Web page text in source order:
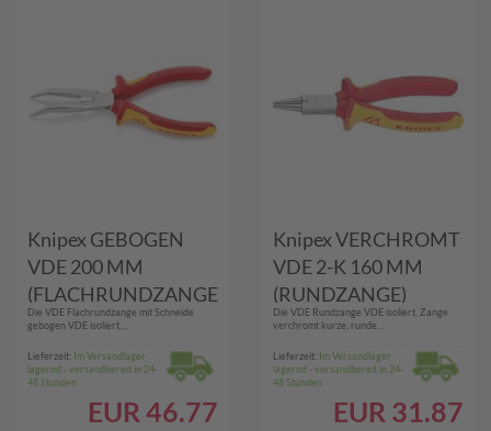
Knipex GEBOGEN
VDE 200 MM
(FLACHRUNDZANGE
)Die VDE Flachrundzange mit Schneide
gebogen VDE isoliert,...
Lieferzeit: Im Versandlager
lagernd - versandbereit in 24-
48 Stunden
EUR 46.77
Knipex VERCHROMT
VDE 2-K 160 MM
(RUNDZANGE)
Die VDE Rundzange VDE isoliert, Zange
verchromt kurze, runde...
Lieferzeit: Im Versandlager
lagernd - versandbereit in 24-
48 Stunden
EUR 31.87